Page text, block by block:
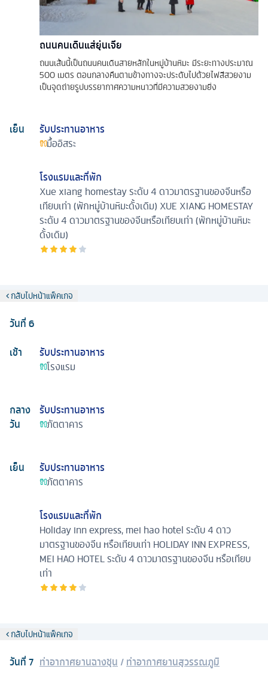
ถนนคนเดินแส่ยุ่นเจีย
ถนนเส้นนี้เป็นถนนคนเดินสายหลักในหมู่บ้านหิมะ มีระยะทางประมาณ
500 เมตร ตอนกลางคืนตามข้างทางจะประดับไปด้วยไฟสีสวยงาม
เป็นจุดถ่ายรูปบรรยากาศความหนาวที่มีความสวยงามยิ่ง
เย็น
รับประทานอาหาร
มื้ออิสระ
โรงแรมและที่พัก
Xue xiang homestay ระดับ 4 ดาวมาตรฐานของจีนหรือ
เทียบเท่า (พักหมู่บ้านหิมะดั้งเดิม) XUE XIANG HOMESTAY
ระดับ 4 ดาวมาตรฐานของจีนหรือเทียบเท่า (พักหมู่บ้านหิมะ
ดั้งเดิม)
กลับไปหน้าแพ็คเกจ
วันที่6
เช้า
รับประทานอาหาร
โรงแรม
กลาง
วัน
รับประทานอาหาร
ภัตตาคาร
เย็น
รับประทานอาหาร
ภัตตาคาร
โรงแรมและที่พัก
Holiday inn express, mei hao hotel ระดับ 4 ดาว
มาตรฐานของจีน หรือเทียบเท่า HOLIDAY INN EXPRESS,
MEI HAO HOTEL ระดับ 4 ดาวมาตรฐานของจีน หรือเทียบ
เท่า
กลับไปหน้าแพ็คเกจ
วันที่7 ท่าอากาศยานฉางชุน /ท่าอากาศยานสุวรรณภูมิ